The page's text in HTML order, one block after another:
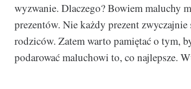
wyzwanie. Dlaczego? Bowiem maluchy
prezentów. Nie każdy prezent
rodziców. Zatem warto pamiętać o tym,
podarować maluchowi to, co najlepsze.